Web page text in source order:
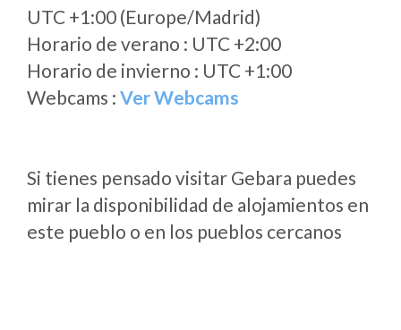
UTC +1:00 (Europe/Madrid)
Horario de verano : UTC +2:00
Horario de invierno : UTC +1:00
Webcams : Ver Webcams
Si tienes pensado visitar Gebara puedes
mirar la disponibilidad de alojamientos en
este pueblo o en los pueblos cercanos